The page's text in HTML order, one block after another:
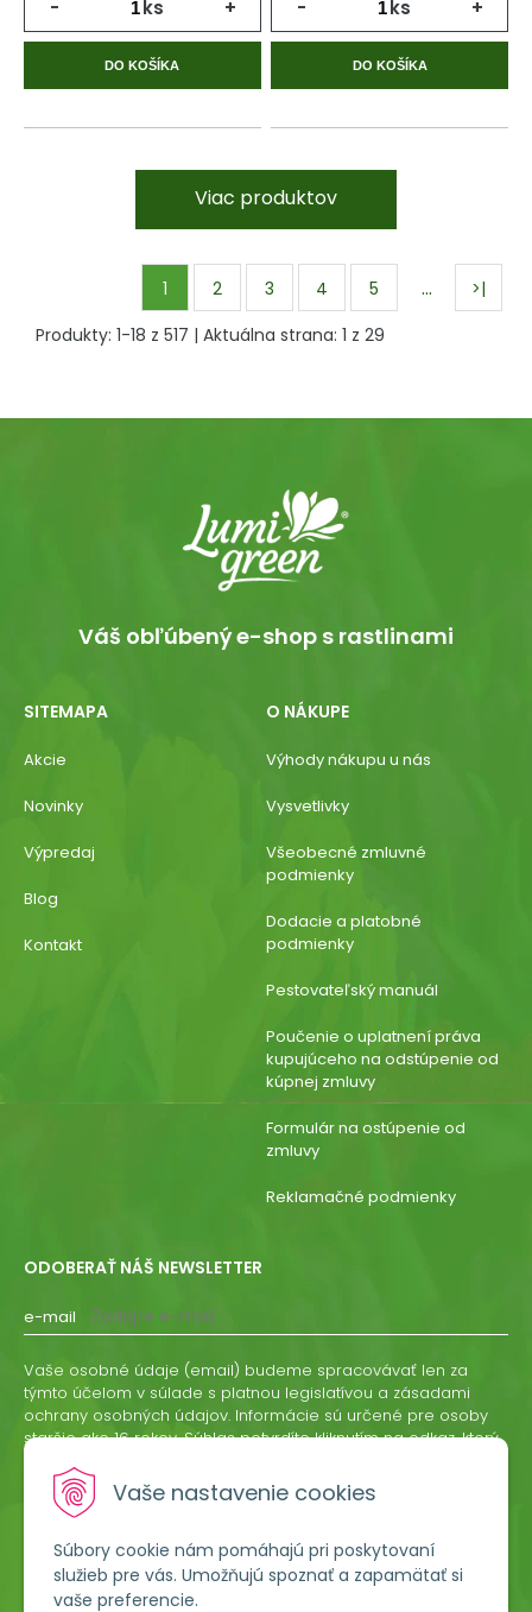
Vaše nastavenie cookies
Súbory cookie nám pomáhajú pri poskytovaní
služieb pre vás. Umožňujú spoznať a zapamätať si
vaše preferencie.
- ks +
DO KOŠÍKA
- ks +
DO KOŠÍKA
Viac produktov
1 2 3 4 5 …
>|
Produkty: 1-18 z 517 | Aktuálna strana: 1 z 29
Váš obľúbený e-shop s rastlinami
SITEMAPA
Akcie
Novinky
Výpredaj
Blog
Kontakt
O NÁKUPE
Výhody nákupu u nás
Vysvetlivky
Všeobecné zmluvné
podmienky
Dodacie a platobné
podmienky
Pestovateľský manuál
Poučenie o uplatnení práva
kupujúceho na odstúpenie od
kúpnej zmluvy
Formulár na ostúpenie od
zmluvy
Reklamačné podmienky
ODOBERAŤ NÁŠ NEWSLETTER
e-mail
ODOBERAŤ
Vaše osobné údaje (email) budeme spracovávať len za
týmto účelom v súlade s platnou legislatívou a zásadami
ochrany osobných údajov. Informácie sú určené pre osoby
staršie ako 16 rokov. Súhlas potvrdíte kliknutím na odkaz, ktorý
odvolať písomne, emailom alebo kliknutím na odkaz z
ktoréhokoľvek informačného emailu.